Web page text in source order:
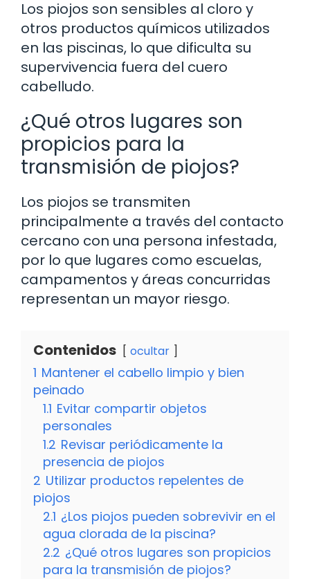
Los piojos son sensibles al cloro y
otros productos químicos utilizados
en las piscinas, lo que dificulta su
supervivencia fuera del cuero
cabelludo.
¿Qué otros lugares son
propicios para la
transmisión de piojos?
Los piojos se transmiten
principalmente a través del contacto
cercano con una persona infestada,
por lo que lugares como escuelas,
campamentos y áreas concurridas
representan un mayor riesgo.
Contenidos ocultar
1 Mantener el cabello limpio y bien
peinado
1.1 Evitar compartir objetos
personales
1.2 Revisar periódicamente la
presencia de piojos
2 Utilizar productos repelentes de
piojos
2.1 ¿Los piojos pueden sobrevivir en el
agua clorada de la piscina?
2.2 ¿Qué otros lugares son propicios
para la transmisión de piojos?